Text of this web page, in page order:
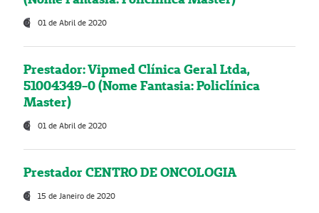
01 de Abril de 2020
Prestador: Vipmed Clínica Geral Ltda,
51004349-0 (Nome Fantasia: Policlínica
Master)
01 de Abril de 2020
Prestador CENTRO DE ONCOLOGIA
15 de Janeiro de 2020